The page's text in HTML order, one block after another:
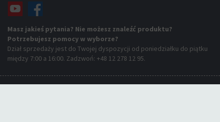
Masz jakieś pytania? Nie możesz znaleźć produktu?
Potrzebujesz pomocy w wyborze?
Dział sprzedaży jest do Twojej dyspozycji od poniedziałku do piątku
między 7:00 a 16:00. Zadzwoń: +48 12 278 12 95.